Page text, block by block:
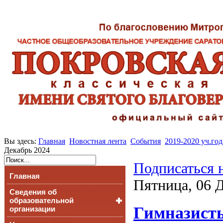
Вы здесь: Главная Новостная лента События 2019-2020 уч.год
Декабрь 2024
Главная
Сведения об
образовательной
организации
Подписаться
Пятница, 06